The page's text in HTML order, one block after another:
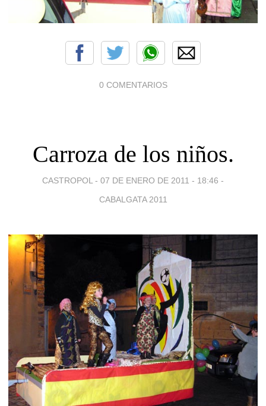
0 COMENTARIOS
Carroza de los niños.
CASTROPOL - 07 DE ENERO DE 2011 - 18:46 -
CABALGATA 2011